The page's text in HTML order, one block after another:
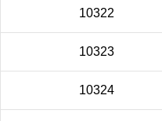
10322
10323
10324